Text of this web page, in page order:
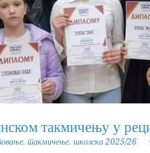
такмичењу у
, такмичење, школска 2025/26